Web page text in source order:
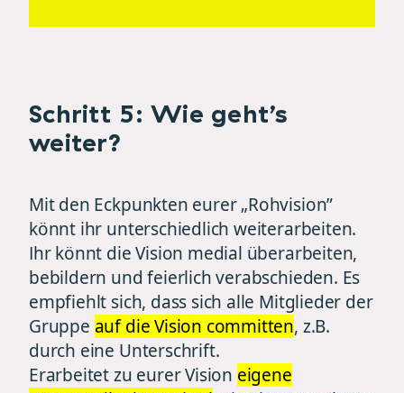
Schritt 5: Wie geht’s
weiter?
Mit den Eckpunkten eurer „Rohvision”
könnt ihr unterschiedlich weiterarbeiten.
Ihr könnt die Vision medial überarbeiten,
bebildern und feierlich verabschieden. Es
empfiehlt sich, dass sich alle Mitglieder der
Gruppe auf die Vision committen, z.B.
durch eine Unterschrift.
Erarbeitet zu eurer Vision eigene